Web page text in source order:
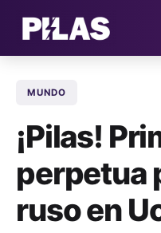
MUNDO
¡Pilas!
perpetua
ruso en